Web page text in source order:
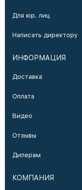
Для юр. лиц
Написать директору
ИНФОРМАЦИЯ
Доставка
Оплата
Видео
Отзывы
Дилерам
КОМПАНИЯ